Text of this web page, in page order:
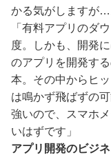
かる気がしますが…
「有料アプリのダ
度。しかも、開発
のアプリを開発す
本。その中からヒ
は鳴かず飛ばずの
強いので、スマホ
いはずです」
アプリ開発のビジ